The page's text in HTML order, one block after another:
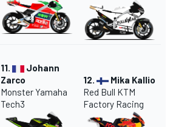
11.
Johann
Zarco
Monster Yamaha
Tech3
12.
Mika Kallio
Red Bull KTM
Factory Racing